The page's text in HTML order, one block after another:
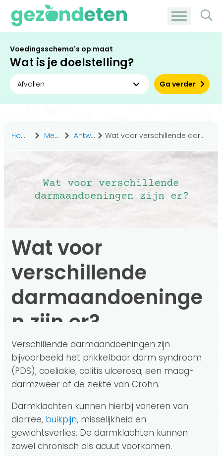
Voedingsschema's op maat
Wat is je doelstelling?
Ga verder
Home Medisch Antwoorden Wat voor verschillende darmaandoeningen zijn er?
Wat voor
verschillende
darmaandoeninge
n zijn er?
Verschillende darmaandoeningen zijn
bijvoorbeeld het prikkelbaar darm syndroom
(PDS), coeliakie, colitis ulcerosa, een maag-
darmzweer of de ziekte van Crohn.
Darmklachten kunnen hierbij variëren van
diarree, buikpijn, misselijkheid en
gewichtsverlies. De darmklachten kunnen
zowel chronisch als acuut voorkomen.